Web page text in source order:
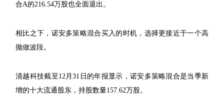
合A的216.54万股也全面退出。
相比之下，诺安多策略混合买入的时机，选择更接近于一个高
抛做波段。
清越科技截至12月31日的年报显示，诺安多策略混合是当季新
增的十大流通股东，持股数量157.62万股。